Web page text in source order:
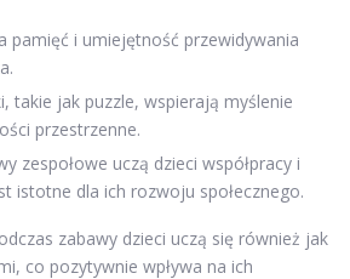
pamięć i umiejętność przewidywania
takie jak puzzle, wspierają myślenie
przestrzenne.
zespołowe uczą dzieci współpracy i
istotne dla ich rozwoju społecznego.
zabawy dzieci uczą się również jak
co pozytywnie wpływa na ich